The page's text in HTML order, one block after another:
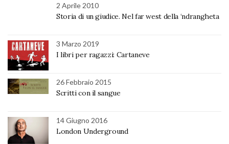
2 Aprile 2010
Storia di un giudice. Nel far west della ‘ndrangheta
3 Marzo 2019
I libri per ragazzi: Cartaneve
26 Febbraio 2015
Scritti con il sangue
14 Giugno 2016
London Underground